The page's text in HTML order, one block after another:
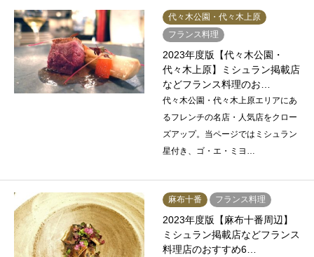
代々木公園・代々木上原
フランス料理
2023年度版【代々木公園・
代々木上原】ミシュラン掲載店
などフランス料理のお…
代々木公園・代々木上原エリアにあ
るフレンチの名店・人気店をクロー
ズアップ。当ページではミシュラン
星付き、ゴ・エ・ミヨ…
麻布十番 フランス料理
2023年度版【麻布十番周辺】
ミシュラン掲載店などフランス
料理店のおすすめ6…